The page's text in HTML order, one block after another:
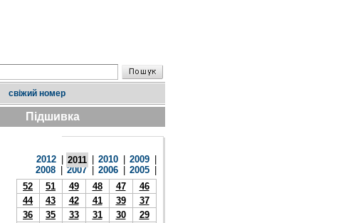
свіжий номер
Підшивка
2012 2011 2010 2009
2008
2007 2006 2005
52
51 49 48 47
46
44
43 42 41 39
37
36
35 33 31 30
29